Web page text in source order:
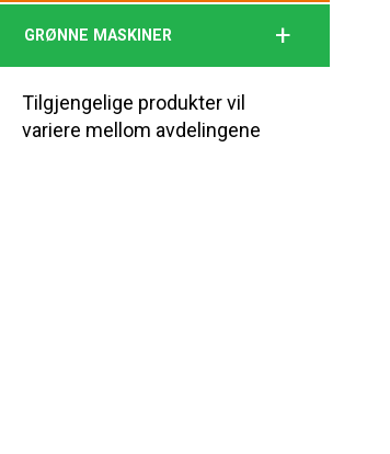
GRØNNE MASKINER +
Tilgjengelige produkter vil
variere mellom avdelingene